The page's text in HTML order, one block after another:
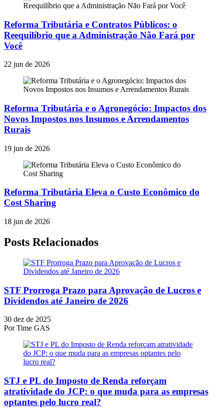
Reforma Tributária e Contratos Públicos: o
Reequilíbrio que a Administração Não Fará por
Você
22 jun de 2026
Reforma Tributária e o Agronegócio: Impactos dos
Novos Impostos nos Insumos e Arrendamentos
Rurais
19 jun de 2026
Reforma Tributária Eleva o Custo Econômico do
Cost Sharing
18 jun de 2026
Posts Relacionados
STF Prorroga Prazo para Aprovação de Lucros e
Dividendos até Janeiro de 2026
30 dez de 2025
PorTime GAS
STJ e PL do Imposto de Renda reforçam
atratividade do JCP: o que muda para as empresas
optantes pelo lucro real?